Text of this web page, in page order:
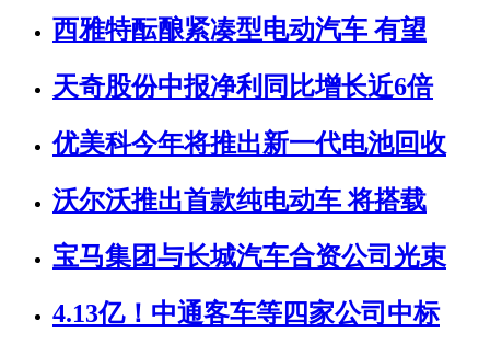
西雅特酝酿紧凑型电动汽车 有望
天奇股份中报净利同比增长近6倍
优美科今年将推出新一代电池回收
沃尔沃推出首款纯电动车 将搭载
宝马集团与长城汽车合资公司光束
4.13亿！中通客车等四家公司中标